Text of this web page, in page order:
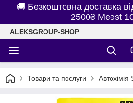
🚚 Безкоштовна доставка
2500₴ Meest
ALEKSGROUP-SHOP
Товари та послуги Автохімія